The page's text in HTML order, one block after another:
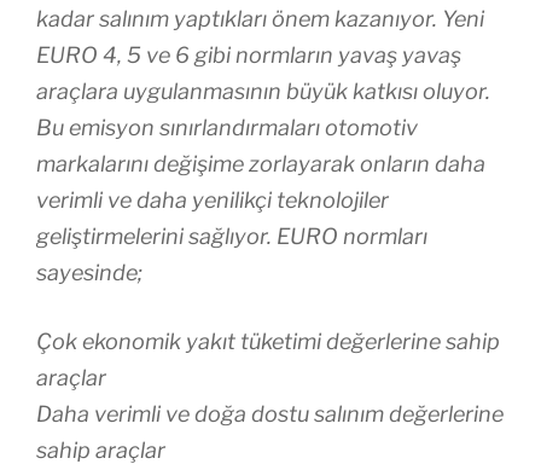
kadar salınım yaptıkları önem kazanıyor. Yeni
EURO 4, 5 ve 6 gibi normların yavaş yavaş
araçlara uygulanmasının büyük katkısı oluyor.
Bu emisyon sınırlandırmaları otomotiv
markalarını değişime zorlayarak onların daha
verimli ve daha yenilikçi teknolojiler
geliştirmelerini sağlıyor. EURO normları
sayesinde;
Çok ekonomik yakıt tüketimi değerlerine sahip
araçlar
Daha verimli ve doğa dostu salınım değerlerine
sahip araçlar